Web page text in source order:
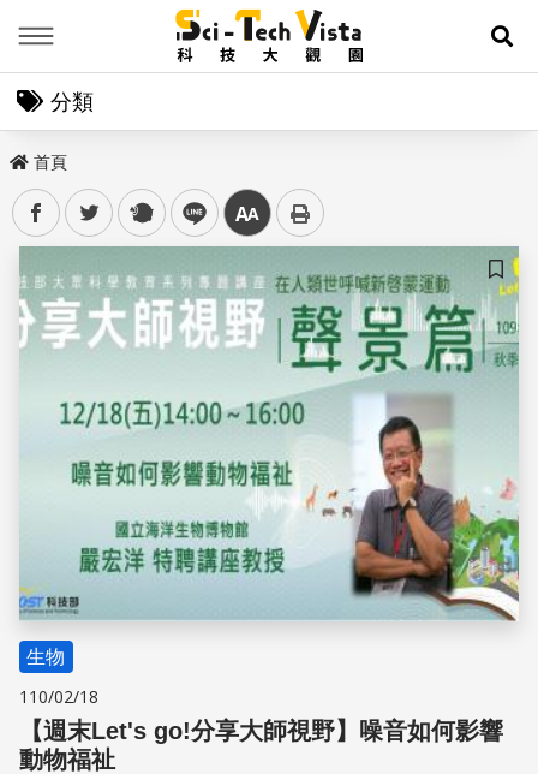
展
分類
首頁
facebooktwitter plurk line 中
儲存
生物
110/02/18
【週末Let's go!分享大師視野 】噪音如何影響
動物福祉